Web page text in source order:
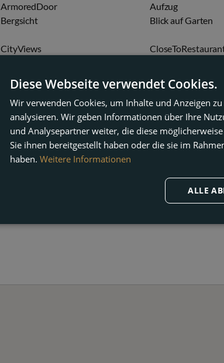
ArmoredDoor
Aufzug
Bergsicht Blick auf Garten
CityViews
Fußbodenheizung im gesamten
Objekt
Gästetoilette
Hafennähe
Kellergeschoss
Klimaanlage
Küche komplett ausgestattet
Meer/Strandnähe
Nähe Einkaufsmöglichkeiten
Nähe Golfplatz
Nähe Schulen
Waschküche
begehbarer
Diese Webseite verwendet Cookies.
Wir verwenden Cookies, um Inhalte und Anzeigen
analysieren. Wir geben Informationen über Ihre
und Analysepartner weiter, die diese
Sie ihnen bereitgestellt haben oder die sie im
haben. Weitere Informationen
ALLE